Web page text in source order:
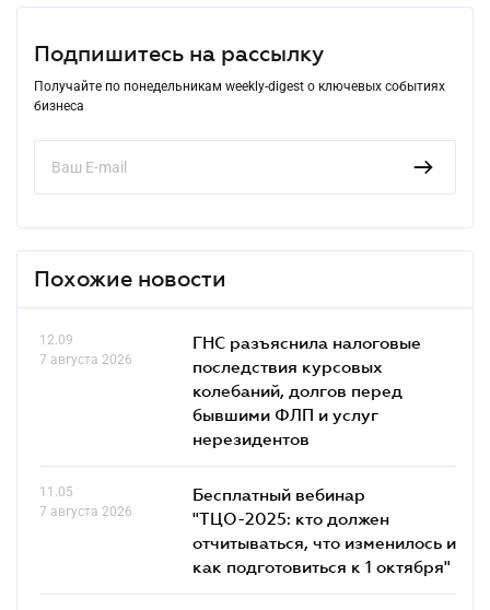
Подпишитесь на рассылку
Получайте по понедельникам weekly-digest о ключевых событиях
бизнеса
Похожие новости
12.09
7 августа 2026
ГНС разъяснила налоговые
последствия курсовых
колебаний, долгов перед
бывшими ФЛП и услуг
нерезидентов
11.05
7 августа 2026
Бесплатный вебинар
"ТЦО-2025: кто должен
отчитываться, что изменилось и
как подготовиться к 1 октября"